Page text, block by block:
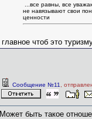
...все равны, все
не навязывают свои
ценности
главное чтоб это
Сообщение №11 ,
Может быть такое